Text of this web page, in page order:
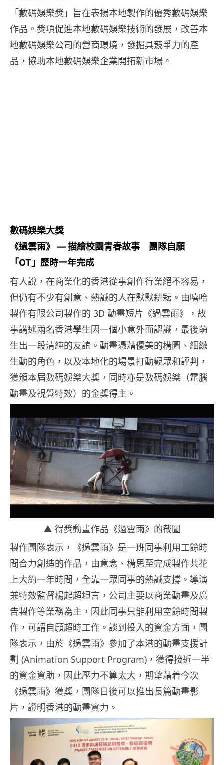
「數碼娛樂獎」旨在表揚本地製作的優秀數碼娛樂
作品。獎項促進本地數碼娛樂技術的發展，改善本
地數碼娛樂公司的營商環境，發掘具競爭力的產
品，協助本地數碼娛樂企業開拓新市場。
數碼娛樂大獎
《過雲雨》 — 描繪校園青春故事 團隊自願
「OT」歷時一年完成
有人說，在商業化的香港從事創作行業絕不容易，
但仍有不少有創意、熱誠的人在默默耕耘。由嘻哈
製作有限公司製作的 3D 動畫短片《過雲雨》，故
事講述兩名香港學生因一個小意外而認識，最後萌
生出一段清純的友誼。動畫憑藉優美的構圖、細緻
生動的角色，以及本地化的場景打動觀眾和評判，
獲頒本屆數碼娛樂大獎，同時亦是數碼娛樂（電腦
動畫及視覺特效）的金獎得主。
▲ 得獎動畫作品《過雲雨》的截圖
製作團隊表示，《過雲雨》是一班同事利用工餘時
間合力創造的作品，由意念、構思至完成製作共花
上大約一年時間，全靠一眾同事的熱誠支撐。導演
兼特效監督楊起超坦言，公司主要以商業動畫及廣
告製作等業務為主，因此同事只能利用空餘時間製
作，可謂自願超時工作。談到投入的資金方面，團
隊表示，由於《過雲雨》參加了本港的動畫支援計
劃 (Animation Support Program)，獲得接近一半
的資金資助，因此壓力不算太大，期望藉着今次
《過雲雨》獲獎，團隊日後可以推出長篇動畫影
片，證明香港的動畫實力。